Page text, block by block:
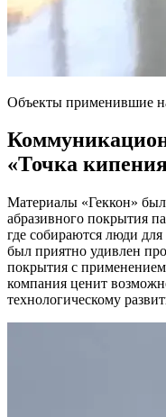
Объекты применившие
«Точка
Материалы «Геккон»
абразивного покрытия
где собираются люди
был приятно удивлен
покрытия с
компания ценит
технологическому